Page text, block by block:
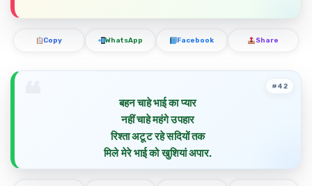
Copy WhatsApp Facebook Share
बहन चाहे भाई का प्यार
नहीं चाहे महंगे उपहार
रिश्ता अटूट रहे सदियों तक
मिले मेरे भाई को खुशियां अपार.
#42